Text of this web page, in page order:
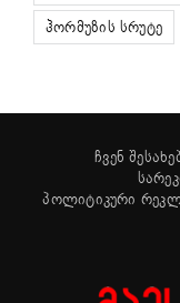
ჰორმუზის სრუტე
ჩვენ
პოლიტიკური